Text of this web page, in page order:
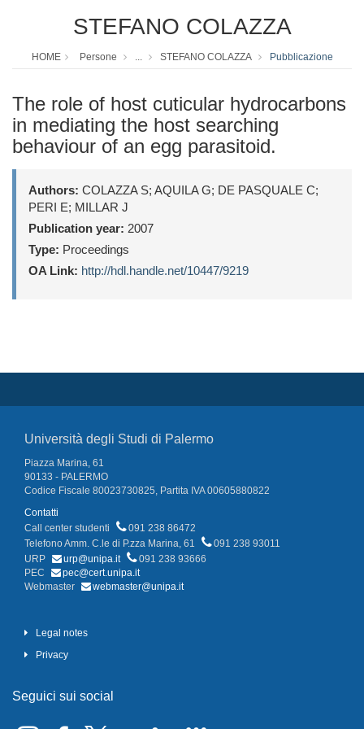
STEFANO COLAZZA
HOME Persone ... STEFANO COLAZZA Pubblicazione
The role of host cuticular hydrocarbons
in mediating the host searching
behaviour of an egg parasitoid.
Authors: COLAZZA S; AQUILA G; DE PASQUALE C;
PERI E; MILLAR J
Publication year: 2007
Type: Proceedings
OA Link: http://hdl.handle.net/10447/9219
Università degli Studi di Palermo
Piazza Marina, 61
90133 - PALERMO
Codice Fiscale 80023730825, Partita IVA 00605880822
Contatti
Call center studenti
091 238 86472
Telefono Amm. C.le di P.zza Marina, 61
091 238 93011
URP
urp@unipa.it
091 238 93666
PEC
pec@cert.unipa.it
Webmaster
webmaster@unipa.it
Legal notes
Privacy
Seguici sui social